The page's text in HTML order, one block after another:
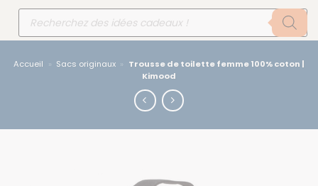
Recherche
Accueil » Sacs originaux » Trousse de toilette femme 100% coton |
Kimood